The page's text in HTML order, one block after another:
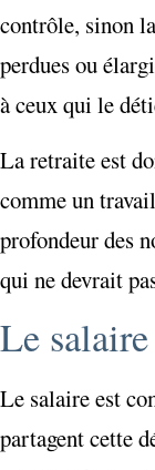
contrôle, sinon
perdues ou
à ceux qui le
La retraite est
comme un
profondeur des
qui ne devrait
Le
Le salaire est
partagent cette